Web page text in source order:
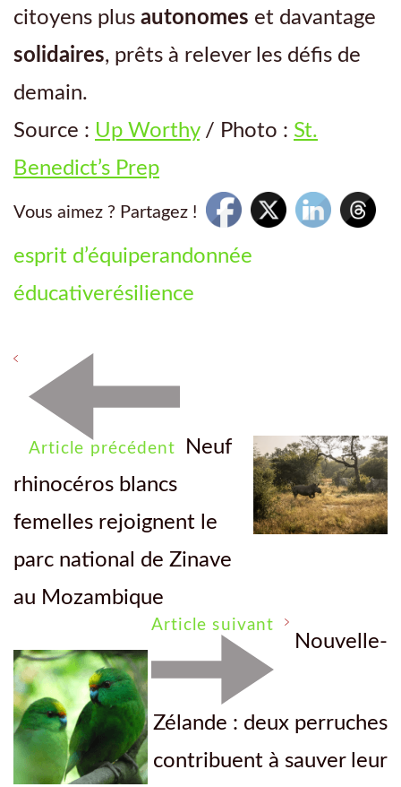
citoyens plus autonomes et davantage
solidaires, prêts à relever les défis de
demain.
Source : Up Worthy/ Photo : St.
Benedict’s Prep
Vous aimez ? Partagez !
esprit d’équiperandonnée
éducativerésilience
Article précédent
Neuf
rhinocéros blancs
femelles rejoignent le
parc national de Zinave
au Mozambique
Article suivant
Nouvelle-
Zélande : deux perruches
contribuent à sauver leur